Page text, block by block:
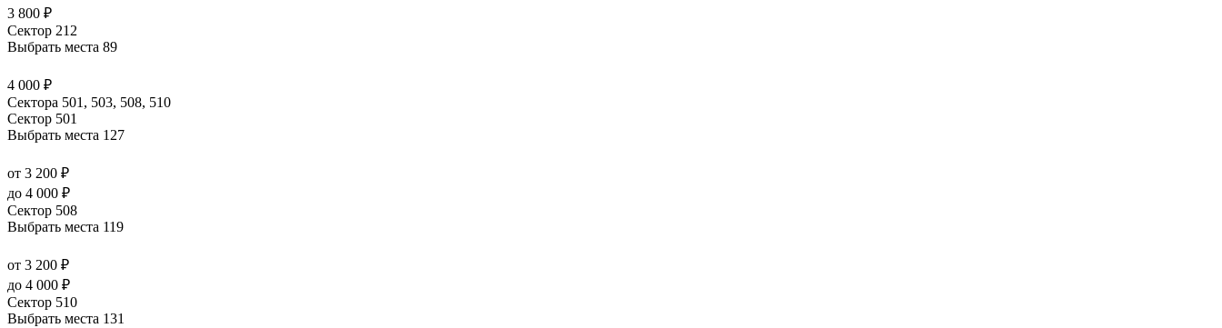
3 800 ₽
Сектор 212
Выбрать места 89
4 000 ₽
Сектора 501, 503, 508, 510
Сектор 501
Выбрать места 127
от 3 200 ₽
до 4 000 ₽
Сектор 508
Выбрать места 119
от 3 200 ₽
до 4 000 ₽
Сектор 510
Выбрать места 131